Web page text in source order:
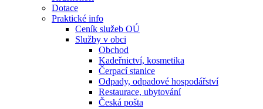
Dotace
Praktické info
Ceník služeb OÚ
Služby v obci
Obchod
Kadeřnictví, kosmetika
Čerpací stanice
Odpady, odpadové hospodářství
Restaurace, ubytování
Česká pošta